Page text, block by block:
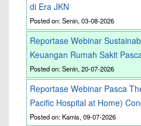
di Era JKN
Posted on: Senin, 03-08-2026
Reportase Webinar
Keuangan Rumah Sakit
Posted on: Senin, 20-07-2026
Reportase Webinar Pasca
Pacific Hospital at Home)
Posted on: Kamis, 09-07-2026